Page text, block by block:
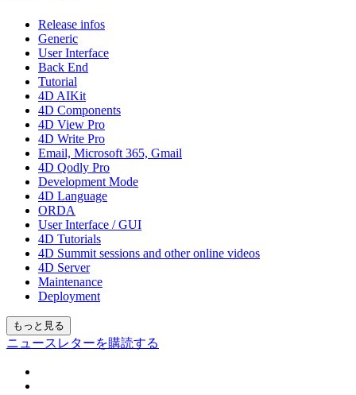
Release infos
Generic
User Interface
Back End
Tutorial
4D AIKit
4D Components
4D View Pro
4D Write Pro
Email, Microsoft 365, Gmail
4D Qodly Pro
Development Mode
4D Language
ORDA
User Interface / GUI
4D Tutorials
4D Summit sessions and other online videos
4D Server
Maintenance
Deployment
もっと見る
ニュースレターを購読する